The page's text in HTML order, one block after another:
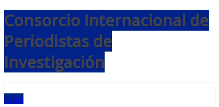
Consorcio Internacional de
Periodistas de
Investigación
Fama